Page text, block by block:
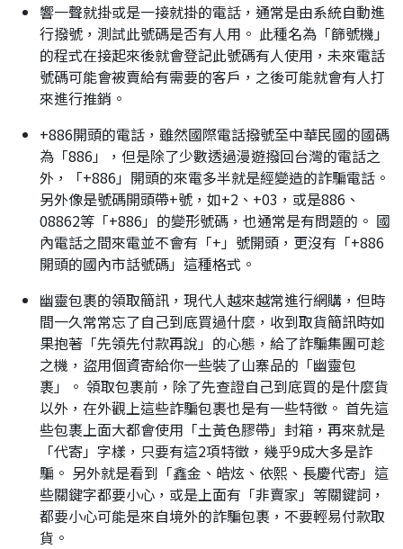
響一聲就掛或是一接就掛的電話，通常是由系統自動進
行撥號，測試此號碼是否有人用。 此種名為「篩號機」
的程式在接起來後就會登記此號碼有人使用，未來電話
號碼可能會被賣給有需要的客戶，之後可能就會有人打
來進行推銷。
+886開頭的電話，雖然國際電話撥號至中華民國的國碼
為「886」，但是除了少數透過漫遊撥回台灣的電話之
外，「+886」開頭的來電多半就是經變造的詐騙電話。
另外像是號碼開頭帶+號，如+2、+03，或是886、
08862等「+886」的變形號碼，也通常是有問題的。 國
內電話之間來電並不會有「+」號開頭，更沒有「+886
開頭的國內市話號碼」這種格式。
幽靈包裹的領取簡訊，現代人越來越常進行網購，但時
間一久常常忘了自己到底買過什麼，收到取貨簡訊時如
果抱著「先領先付款再說」的心態，給了詐騙集團可趁
之機，盜用個資寄給你一些裝了山寨品的「幽靈包
裹」。 領取包裹前，除了先查證自己到底買的是什麼貨
以外，在外觀上這些詐騙包裹也是有一些特徵。 首先這
些包裹上面大都會使用「土黃色膠帶」封箱，再來就是
「代寄」字樣，只要有這2項特徵，幾乎9成大多是詐
騙。 另外就是看到「鑫金、皓炫、依熙、長慶代寄」這
些關鍵字都要小心，或是上面有「非賣家」等關鍵詞，
都要小心可能是來自境外的詐騙包裹，不要輕易付款取
貨。